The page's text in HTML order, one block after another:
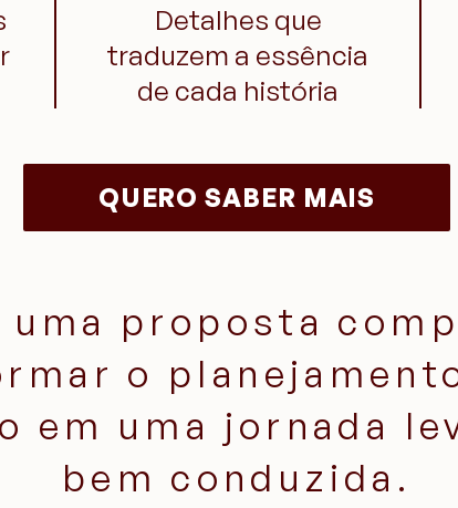
Detalhes que
traduzem a essência
de cada história
QUERO SABER MAIS
uma proposta
o
em uma jornada
bem conduzida.